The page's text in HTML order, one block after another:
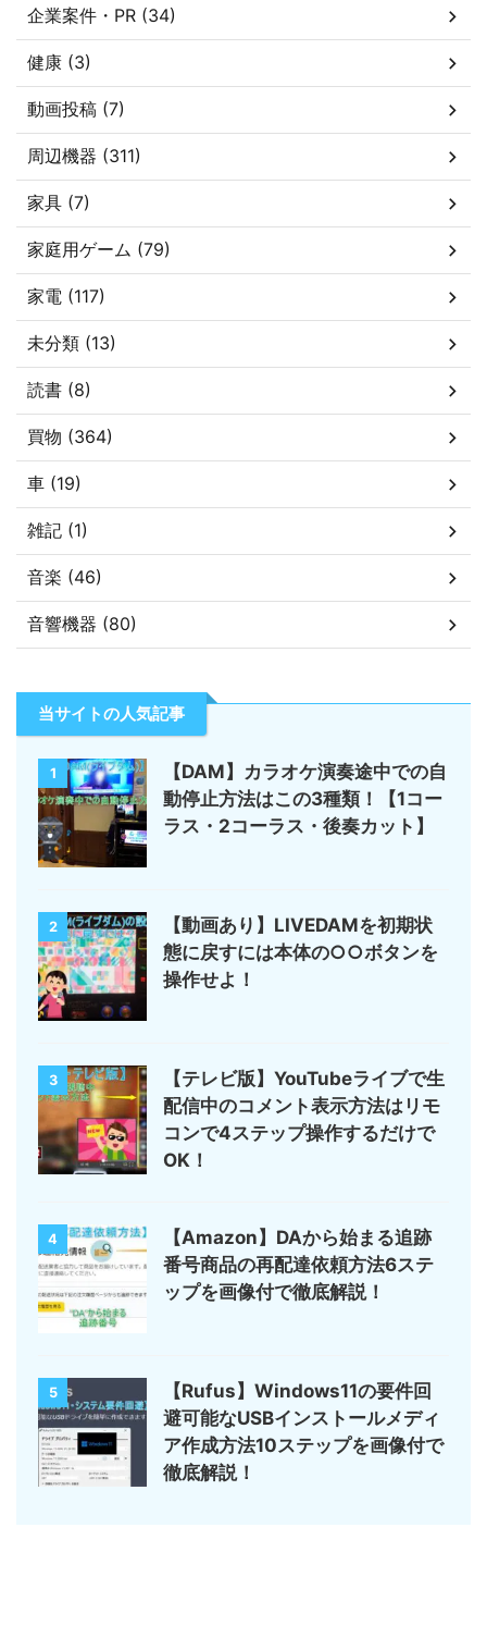
企業案件・PR (34)
健康 (3)
動画投稿 (7)
周辺機器 (311)
家具 (7)
家庭用ゲーム (79)
家電 (117)
未分類 (13)
読書 (8)
買物 (364)
車 (19)
雑記 (1)
音楽 (46)
音響機器 (80)
当サイトの人気記事
1
【DAM】カラオケ演奏途中での自
動停止方法はこの3種類！【1コー
ラス・2コーラス・後奏カット】
2
【動画あり】LIVEDAMを初期状
態に戻すには本体の○○ボタンを
操作せよ！
3
【テレビ版】YouTubeライブで生
配信中のコメント表示方法はリモ
コンで4ステップ操作するだけで
OK！
4
【Amazon】DAから始まる追跡
番号商品の再配達依頼方法6ステ
ップを画像付で徹底解説！
5
【Rufus】Windows11の要件回
避可能なUSBインストールメディ
ア作成方法10ステップを画像付で
徹底解説！